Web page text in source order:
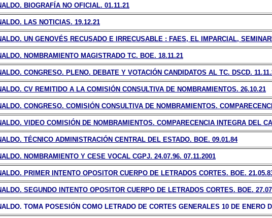
BIOGRAFÍA NO OFICIAL. 01.11.21
LAS NOTICIAS. 19.12.21
UN GENOVÉS RECUSADO E IRRECUSABLE : FAES, EL IMPARCIAL,
NOMBRAMIENTO MAGISTRADO TC. BOE. 18.11.21
CONGRESO. PLENO. DEBATE Y VOTACIÓN CANDIDATOS AL TC. DSCD.
CV REMITIDO A LA COMISIÓN CONSULTIVA DE NOMBRAMIENTOS. 26.10.21
CONGRESO. COMISIÓN CONSULTIVA DE NOMBRAMIENTOS.
VIDEO COMISIÓN DE NOMBRAMIENTOS. COMPARECENCIA INTEGRA DEL
TÉCNICO ADMINISTRACIÓN CENTRAL DEL ESTADO. BOE. 09.01.84
NOMBRAMIENTO Y CESE VOCAL CGPJ. 24.07.96. 07.11.2001
PRIMER INTENTO OPOSITOR CUERPO DE LETRADOS CORTES. BOE.
SEGUNDO INTENTO OPOSITOR CUERPO DE LETRADOS CORTES. BOE.
TOMA POSESIÓN COMO LETRADO DE CORTES GENERALES 10 DE ENERO